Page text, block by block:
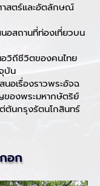
สตร์และอัตลักษณ์
นอสถานที่ท่องเที่ยวบน
อวิถีชีวิตของคนไทย
บัน
นอเรื่องราวพระอัจฉ
องพระมหากษัตริย์
ต้นกรุงรัตนโกสินทร์
อก